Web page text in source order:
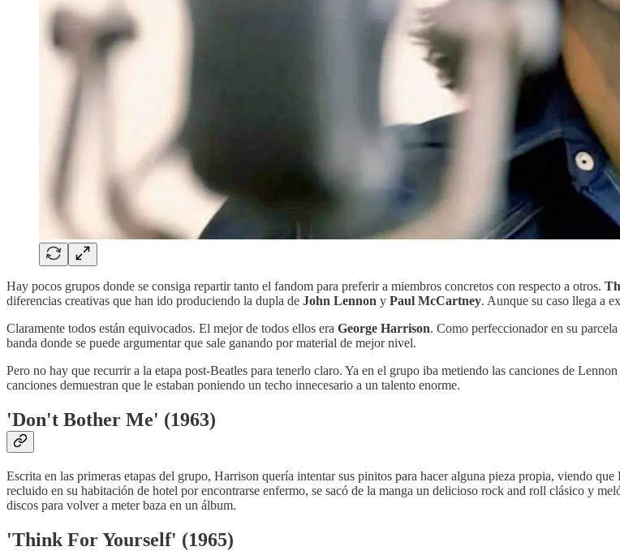
Hay pocos grupos donde se consiga repartir tanto el fandom para preferir a miembros concretos con respecto a otros.
diferencias creativas que han ido produciendo la dupla de John Lennon y Paul McCartney. Aunque su caso llega a
Claramente todos están equivocados. El mejor de todos ellos era George Harrison. Como perfeccionador en su
banda donde se puede argumentar que sale ganando por material de mejor nivel.
Pero no hay que recurrir a la etapa post-Beatles para tenerlo claro. Ya en el grupo iba metiendo las canciones de
canciones demuestran que le estaban poniendo un techo innecesario a un talento enorme.
'Don't Bother Me' (1963)
Escrita en las primeras etapas del grupo, Harrison quería intentar sus pinitos para hacer alguna pieza propia, viendo
recluido en su habitación de hotel por encontrarse enfermo, se sacó de la manga un delicioso rock and roll clásico y
discos para volver a meter baza en un álbum.
'Think For Yourself' (1965)